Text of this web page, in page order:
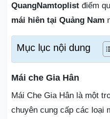
QuangNamtoplist điểm
mái hiên tại Quảng Nam
Mục lục nội dung
Mái che Gia Hân
Mái Che Gia Hân là một
chuyên cung cấp các loại